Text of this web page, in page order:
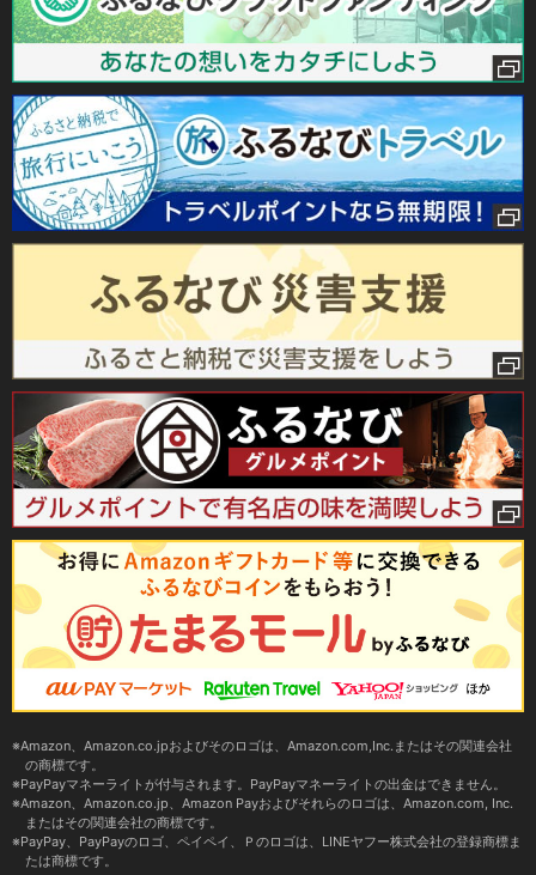
Amazon、Amazon.co.jpおよびそのロゴは、Amazon.com,Inc.またはその関連会社
の商標です。
PayPayマネーライトが付与されます。PayPayマネーライトの出金はできません。
Amazon、Amazon.co.jp、Amazon Payおよびそれらのロゴは、Amazon.com, Inc.
またはその関連会社の商標です。
PayPay、PayPayのロゴ、ペイペイ、Ｐのロゴは、LINEヤフー株式会社の登録商標ま
たは商標です。